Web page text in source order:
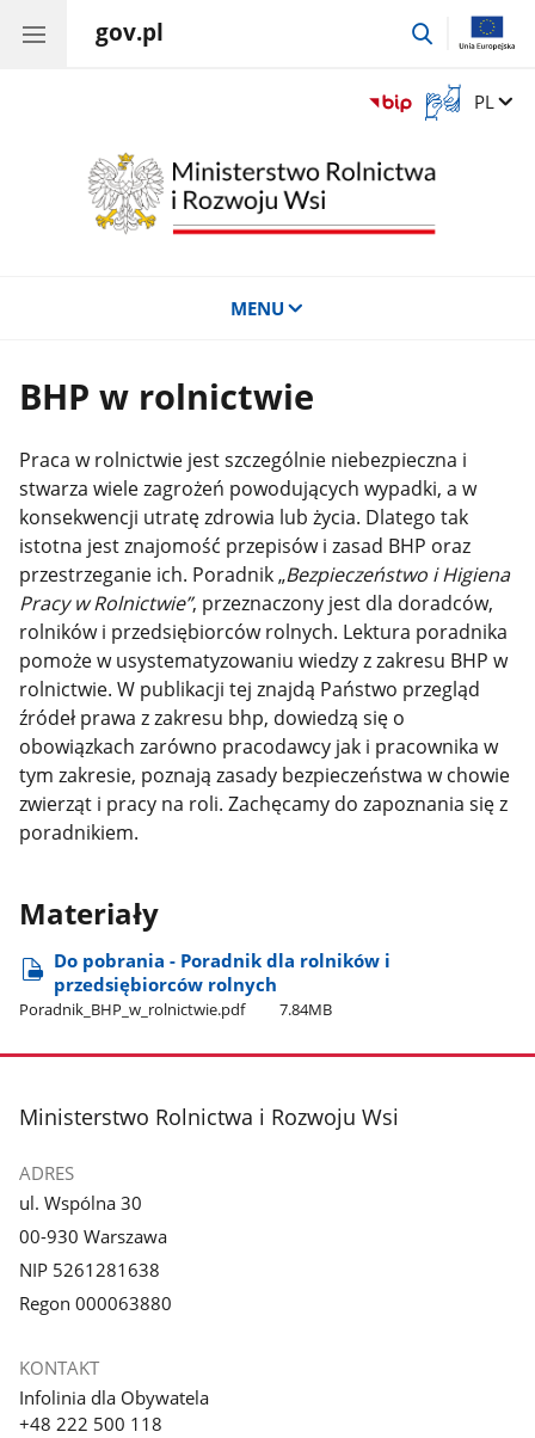
gov.pl
przejdź
Otwórz
okno
tłumaczem
migowego
Zmień
PL
MENU
BHP w rolnictwie
Praca w rolnictwie jest szczególnie niebezpieczna i
stwarza wiele zagrożeń powodujących wypadki, a w
konsekwencji utratę zdrowia lub życia. Dlatego tak
istotna jest znajomość przepisów i zasad BHP oraz
przestrzeganie ich. Poradnik „Bezpieczeństwo i Higiena
Pracy w Rolnictwie”, przeznaczony jest dla doradców,
rolników i przedsiębiorców rolnych. Lektura poradnika
pomoże w usystematyzowaniu wiedzy z zakresu BHP w
rolnictwie. W publikacji tej znajdą Państwo przegląd
źródeł prawa z zakresu bhp, dowiedzą się o
obowiązkach zarówno pracodawcy jak i pracownika w
tym zakresie, poznają zasady bezpieczeństwa w chowie
zwierząt i pracy na roli. Zachęcamy do zapoznania się z
poradnikiem.
Materiały
Do pobrania - Poradnik dla rolników i
przedsiębiorców rolnych
Poradnik​_BHP​_w​_rolnictwie.pdf 7.84MB
stopka
Ministerstwo Rolnictwa i Rozwoju Wsi
ADRES
ul. Wspólna 30
00-930 Warszawa
NIP 5261281638
Regon 000063880
KONTAKT
Infolinia dla Obywatela
+48 222 500 118